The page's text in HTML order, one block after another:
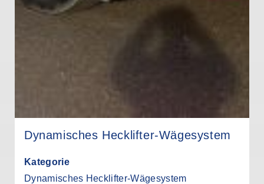
Dynamisches Hecklifter-Wägesystem
Kategorie
Dynamisches Hecklifter-Wägesystem